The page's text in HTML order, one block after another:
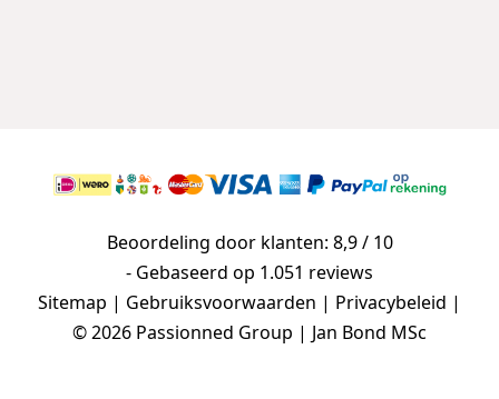
Beoordeling door klanten: 8,9 / 10
- Gebaseerd op 1.051 reviews
Sitemap | Gebruiksvoorwaarden | Privacybeleid |
© 2026 Passionned Group | Jan Bond MSc